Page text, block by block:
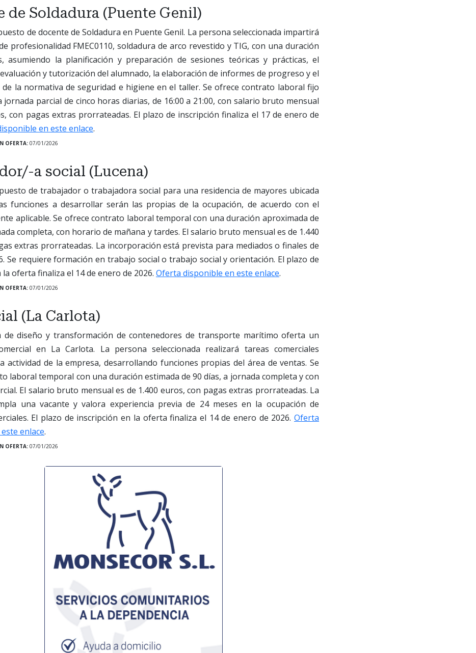
de Soldadura (Puente Genil)
de docente de Soldadura en Puente Genil. La persona seleccionada impartirá
profesionalidad FMEC0110, soldadura de arco revestido y TIG, con una duración
asumiendo la planificación y preparación de sesiones teóricas y prácticas, el
y tutorización del alumnado, la elaboración de informes de progreso y el
la normativa de seguridad e higiene en el taller. Se ofrece contrato laboral fijo
jornada parcial de cinco horas diarias, de 16:00 a 21:00, con salario bruto mensual
con pagas extras prorrateadas. El plazo de inscripción finaliza el 17 de enero de
en este enlace.
OFERTA: 07/01/2026
a social (Lucena)
de trabajador o trabajadora social para una residencia de mayores ubicada
funciones a desarrollar serán las propias de la ocupación, de acuerdo con el
aplicable. Se ofrece contrato laboral temporal con una duración aproximada de
completa, con horario de mañana y tardes. El salario bruto mensual es de 1.440
extras prorrateadas. La incorporación está prevista para mediados o finales de
Se requiere formación en trabajo social o trabajo social y orientación. El plazo de
oferta finaliza el 14 de enero de 2026. Oferta disponible en este enlace.
OFERTA: 07/01/2026
(La Carlota)
de diseño y transformación de contenedores de transporte marítimo oferta un
en La Carlota. La persona seleccionada realizará tareas comerciales
actividad de la empresa, desarrollando funciones propias del área de ventas. Se
laboral temporal con una duración estimada de 90 días, a jornada completa y con
El salario bruto mensual es de 1.400 euros, con pagas extras prorrateadas. La
una vacante y valora experiencia previa de 24 meses en la ocupación de
El plazo de inscripción en la oferta finaliza el 14 de enero de 2026. Oferta
enlace.
OFERTA: 07/01/2026